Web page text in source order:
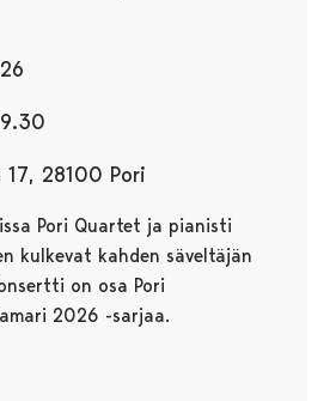
17, 28100 Pori
Pori Quartet ja pianisti
kulkevat kahden säveltäjän
on osa Pori
2026 -sarjaa.